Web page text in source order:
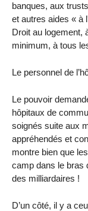
banques, aux
et autres aides « à
Droit au logement,
minimum, à tous
Le personnel de
Le pouvoir
hôpitaux de
soignés suite aux
appréhendés et
montre bien que
camp dans le bras
des milliardaires !
D’un côté, il y a